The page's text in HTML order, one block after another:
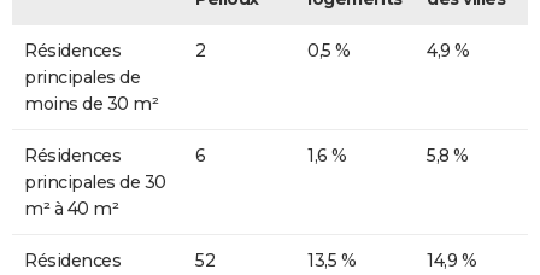
Résidences
principales de
moins de 30 m²
2 0,5 % 4,9 %
Résidences
principales de 30
m² à 40 m²
6 1,6 % 5,8 %
Résidences
52 13,5 % 14,9 %